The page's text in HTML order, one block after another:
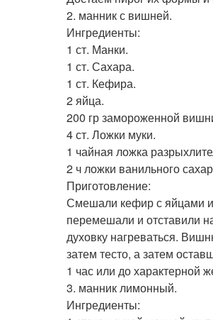
2. манник с вишней.
Ингредиенты:
1 ст. Манки.
1 ст. Сахара.
1 ст. Кефира.
2 яйца.
200 гр замороженной
4 ст. Ложки муки.
1 чайная ложка
2 ч ложки ванильного
Приготовление:
Смешали кефир с яйцами и
перемешали и отставили
духовку нагреваться.
затем тесто, а затем
1 час или до характерной
3. манник лимонный.
Ингредиенты: